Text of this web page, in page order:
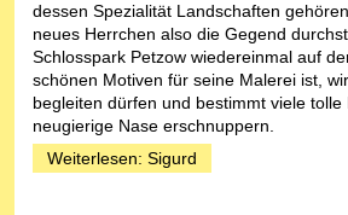
dessen Spezialität Landschaften
neues Herrchen also die Gegend
Schlosspark Petzow wiedereinmal auf
schönen Motiven für seine Malerei ist,
begleiten dürfen und bestimmt viele
neugierige Nase erschnuppern.
Weiterlesen: Sigurd